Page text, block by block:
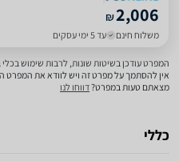
₪2,006
משלוח חינם עד 5 ימי עסקים
המפרט עודכן בשיטות שונות, לרבות שימוש בכלי
אין להסתמך על מפרט זה ויש לוודא את המפרט
מצאתם טעות במפרט?דווחו לנו
כללי